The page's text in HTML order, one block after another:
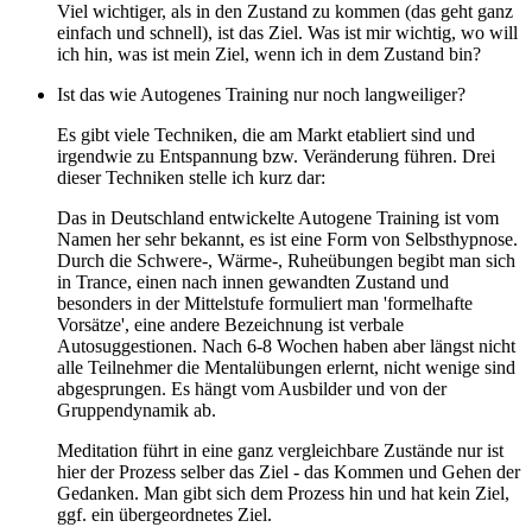
Viel wichtiger, als in den Zustand zu kommen (das geht ganz
einfach und schnell), ist das Ziel. Was ist mir wichtig, wo will
ich hin, was ist mein Ziel, wenn ich in dem Zustand bin?
Ist das wie Autogenes Training nur noch langweiliger?
Es gibt viele Techniken, die am Markt etabliert sind und
irgendwie zu Entspannung bzw. Veränderung führen. Drei
dieser Techniken stelle ich kurz dar:
Das in Deutschland entwickelte Autogene Training ist vom
Namen her sehr bekannt, es ist eine Form von Selbsthypnose.
Durch die Schwere-, Wärme-, Ruheübungen begibt man sich
in Trance, einen nach innen gewandten Zustand und
besonders in der Mittelstufe formuliert man 'formelhafte
Vorsätze', eine andere Bezeichnung ist verbale
Autosuggestionen. Nach 6-8 Wochen haben aber längst nicht
alle Teilnehmer die Mentalübungen erlernt, nicht wenige sind
abgesprungen. Es hängt vom Ausbilder und von der
Gruppendynamik ab.
Meditation führt in eine ganz vergleichbare Zustände nur ist
hier der Prozess selber das Ziel - das Kommen und Gehen der
Gedanken. Man gibt sich dem Prozess hin und hat kein Ziel,
ggf. ein übergeordnetes Ziel.